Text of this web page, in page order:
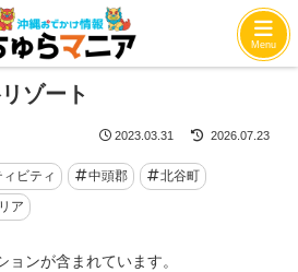
る
ゾート
2023.03.31 2026.07.23
ビティ 中頭郡
北谷町
ア
ンが含まれています。
Menu